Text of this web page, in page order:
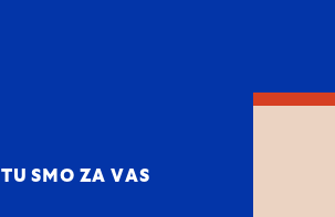
TU SMO ZA VAS